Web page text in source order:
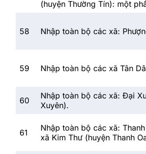
(huyện Thường Tín): một
58 Nhập toàn bộ các xã:
59 Nhập toàn bộ các xã Tân
60
Nhập toàn bộ các xã: Đại
Xuyên).
61
Nhập toàn bộ các xã:
xã Kim Thư (huyện Thanh